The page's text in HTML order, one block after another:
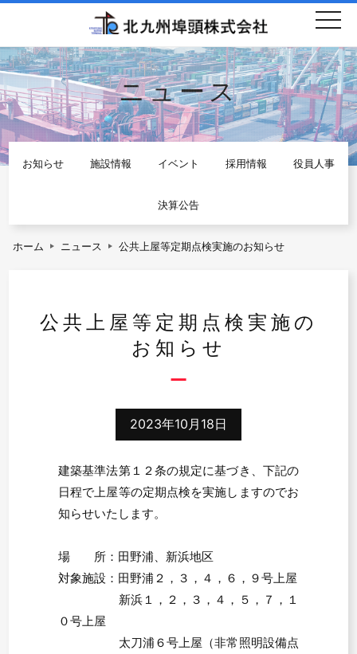
ニュース
お知らせ 施設情報 イベント 採用情報 役員人事
決算公告
ホーム ニュース 公共上屋等定期点検実施のお知らせ
公共上屋等定期点検実施の
お知らせ
2023年10月18日
建築基準法第１２条の規定に基づき、下記の
日程で上屋等の定期点検を実施しますのでお
知らせいたします。
場 所：田野浦、新浜地区
対象施設：田野浦２，３，４，６，９号上屋
新浜１，２，３，４，５，７，１
０号上屋
太刀浦６号上屋（非常照明設備点